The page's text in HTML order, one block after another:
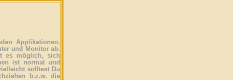
Applikationen.
und Monitor ab.
es möglich, sich
ist normal und
solltest Du
b.z.w. die